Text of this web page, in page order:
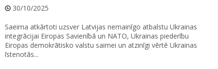
30/10/2025
Saeima atkārtoti uzsver Latvijas nemainīgo atbalstu Ukrainas
integrācijai Eiropas Savienībā un NATO, Ukrainas piederību
Eiropas demokrātisko valstu saimei un atzinīgi vērtē Ukrainas
īstenotās...